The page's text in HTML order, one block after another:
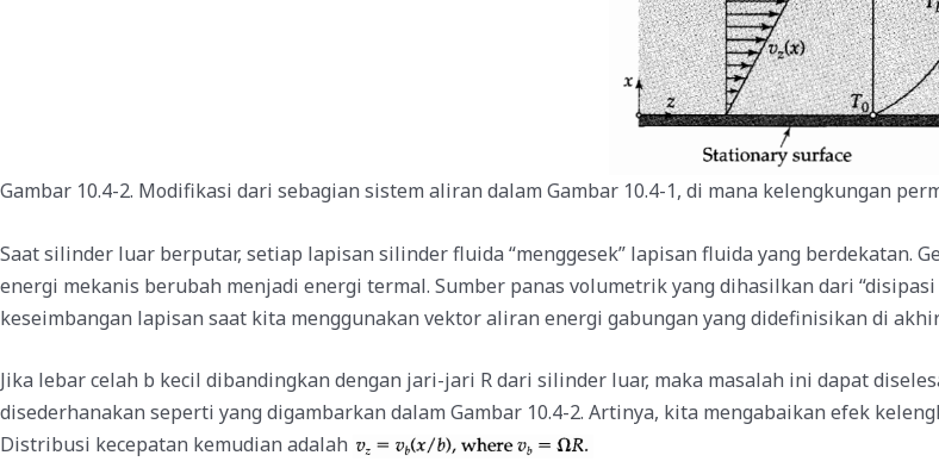
Gambar 10.4-2. Modifikasi dari sebagian sistem aliran dalam Gambar 10.4-1, di mana kelengkungan
Saat silinder luar berputar, setiap lapisan silinder fluida “menggesek” lapisan fluida yang berdekatan.
energi mekanis berubah menjadi energi termal. Sumber panas volumetrik yang dihasilkan dari
keseimbangan lapisan saat kita menggunakan vektor aliran energi gabungan yang didefinisikan di
Jika lebar celah b kecil dibandingkan dengan jari-jari R dari silinder luar, maka masalah ini dapat
disederhanakan seperti yang digambarkan dalam Gambar 10.4-2. Artinya, kita mengabaikan efek
Distribusi kecepatan kemudian adalah